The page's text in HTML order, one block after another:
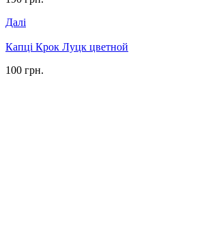
Далі
Капці Крок Луцк цветной
100 грн.